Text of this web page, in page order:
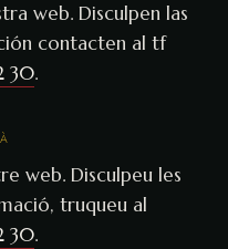
web. Disculpen las
contacten al tf
30.
web. Disculpeu les
truqueu al
30.